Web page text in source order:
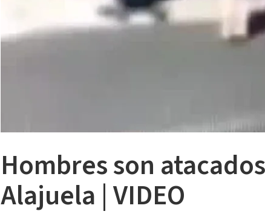
Hombres son
Alajuela | VIDEO